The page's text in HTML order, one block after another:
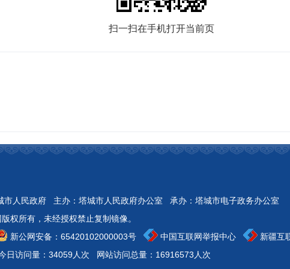
扫一扫在手机打开当前页
人民政府 主办：塔城市人民政府办公室 承办：塔城市电子政务办公室
权所有，未经授权禁止复制镜像。
新公网安备： 65420102000003号 中国互联网举报中心 新疆互
日访问量：34059人次 网站访问总量：16916573人次